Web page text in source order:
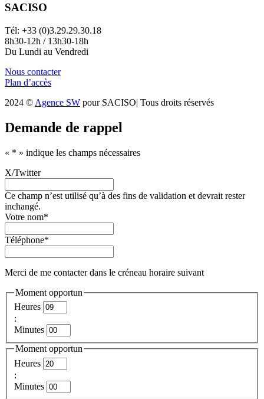
SACISO
Tél: +33 (0)3.29.29.30.18
8h30-12h / 13h30-18h
Du Lundi au Vendredi
Nous contacter
Plan d’accès
2024 © Agence SW pour SACISO| Tous droits réservés
Demande de rappel
« * » indique les champs nécessaires
X/Twitter
Ce champ n’est utilisé qu’à des fins de validation et devrait rester
inchangé.
Votre nom*
Téléphone*
Merci de me contacter dans le créneau horaire suivant
Moment opportun
Heures
:
Minutes
Moment opportun
Heures
:
Minutes